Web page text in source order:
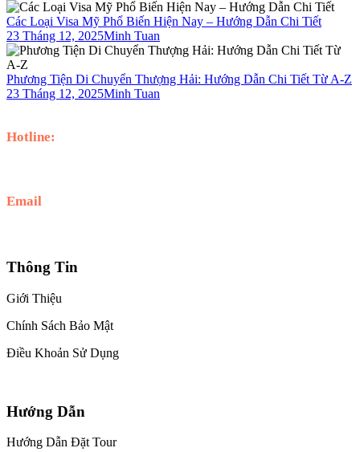
Các Loại Visa Mỹ Phổ Biến Hiện Nay – Hướng Dẫn Chi Tiết
23 Tháng 12, 2025Minh Tuan
Phương Tiện Di Chuyển Thượng Hải: Hướng Dẫn Chi Tiết Từ A-Z
23 Tháng 12, 2025Minh Tuan
Hotline:
Email
Thông Tin
Giới Thiệu
Chính Sách Bảo Mật
Điều Khoản Sử Dụng
Hướng Dẫn
Hướng Dẫn Đặt Tour